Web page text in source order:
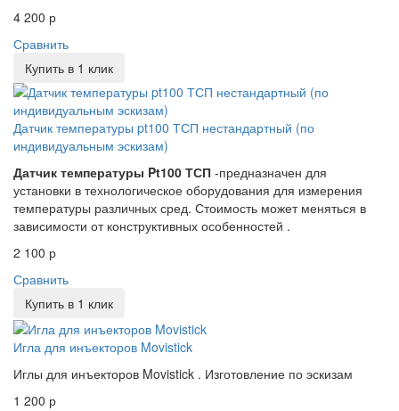
4 200 р
Сравнить
Купить в 1 клик
Датчик температуры pt100 ТСП нестандартный (по
индивидуальным эскизам)
Датчик температуры Pt100 ТСП -предназначен для
установки в технологическое оборудования для измерения
температуры различных сред. Стоимость может меняться в
зависимости от конструктивных особенностей .
2 100 р
Сравнить
Купить в 1 клик
Игла для инъекторов Movistick
Иглы для инъекторов Movistick . Изготовление по эскизам
1 200 р